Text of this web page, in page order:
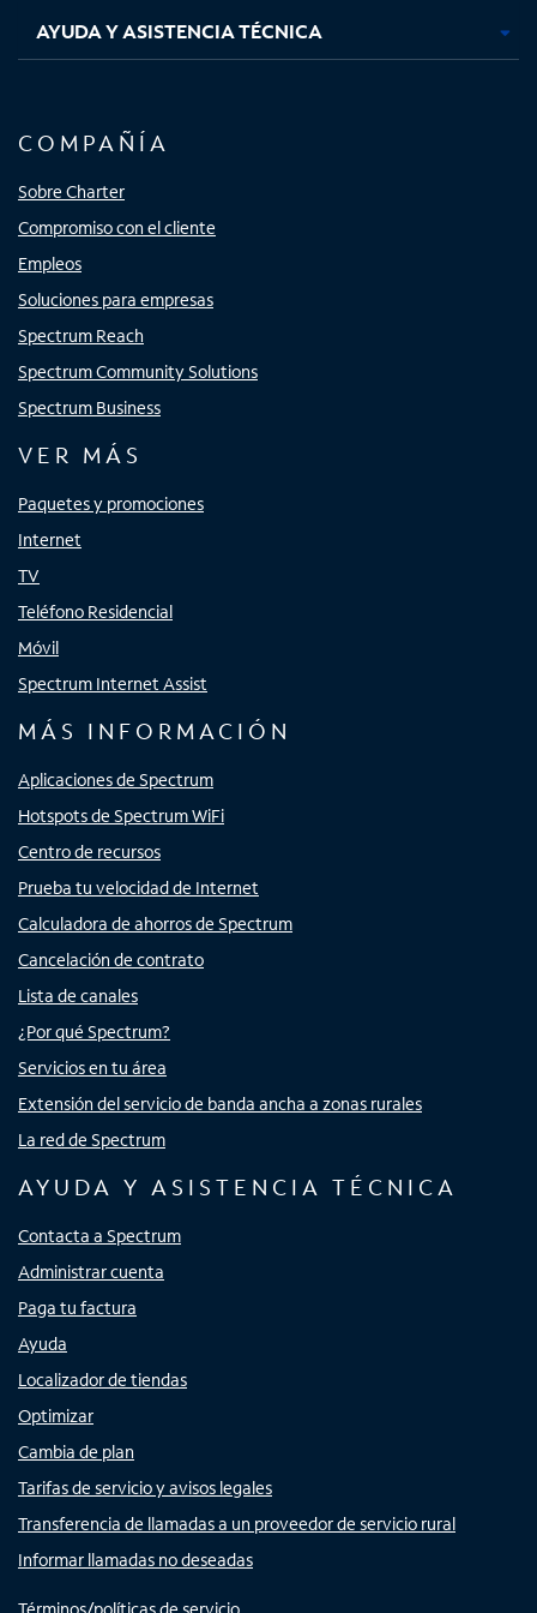
AYUDA Y ASISTENCIA TÉCNICA
COMPAÑÍA
Sobre Charter
Compromiso con el cliente
Empleos
Soluciones para empresas
Spectrum Reach
Spectrum Community Solutions
Spectrum Business
VER MÁS
Paquetes y promociones
Internet
TV
Teléfono Residencial
Móvil
Spectrum Internet Assist
MÁS INFORMACIÓN
Aplicaciones de Spectrum
Hotspots de Spectrum WiFi
Centro de recursos
Prueba tu velocidad de Internet
Calculadora de ahorros de Spectrum
Cancelación de contrato
Lista de canales
¿Por qué Spectrum?
Servicios en tu área
Extensión del servicio de banda ancha a zonas rurales
La red de Spectrum
AYUDA Y ASISTENCIA TÉCNICA
Contacta a Spectrum
Administrar cuenta
Paga tu factura
Ayuda
Localizador de tiendas
Optimizar
Cambia de plan
Tarifas de servicio y avisos legales
Transferencia de llamadas a un proveedor de servicio rural
Informar llamadas no deseadas